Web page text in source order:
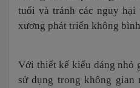
tuổi và tránh các nguy
xương phát triển không
Với thiết kế kiểu dáng nhỏ
sử dụng trong không gian